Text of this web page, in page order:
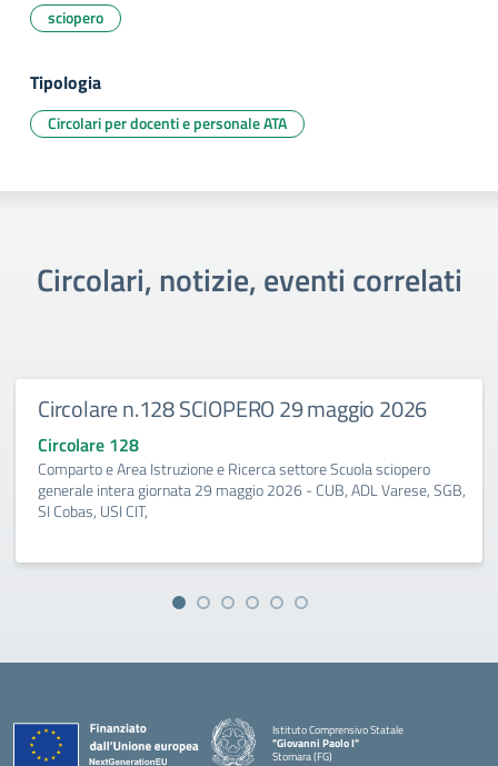
sciopero
Tipologia
Circolari per docenti e personale ATA
Circolari, notizie, eventi correlati
Circolare n.128 SCIOPERO 29 maggio 2026
Circolare 128
Comparto e Area Istruzione e Ricerca settore Scuola sciopero
generale intera giornata 29 maggio 2026 - CUB, ADL Varese, SGB,
SI Cobas, USI CIT,
Istituto Comprensivo Statale
"Giovanni Paolo I"
Stornara (FG)